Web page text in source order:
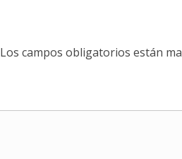
Los campos obligatorios están